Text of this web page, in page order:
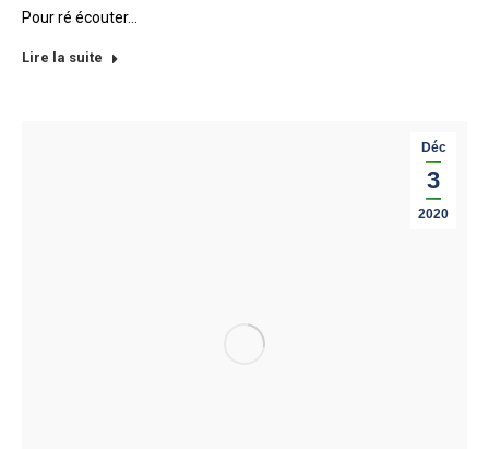
Pour ré écouter…
Lire la suite
Déc
3
2020